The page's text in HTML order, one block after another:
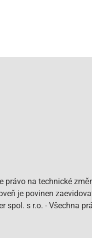
na technické
je povinen
s r.o. - Všechna